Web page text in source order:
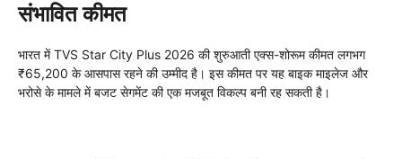
संभावित कीमत
भारत में TVS Star City Plus 2026 की शुरुआती एक्स-शोरूम कीमत लगभग
₹65,200 के आसपास रहने की उम्मीद है। इस कीमत पर यह बाइक माइलेज और
भरोसे के मामले में बजट सेगमेंट की एक मजबूत विकल्प बनी रह सकती है।